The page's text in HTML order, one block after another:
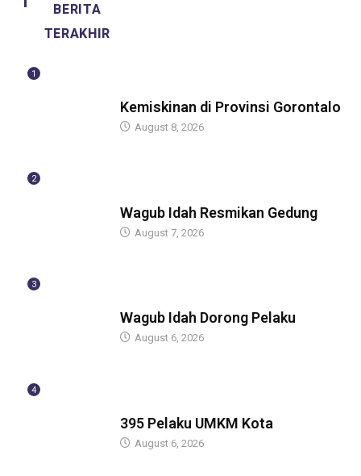
BERITA
TERAKHIR
1
Kemiskinan di Provinsi Gorontalo
August 8, 2026
2
Wagub Idah Resmikan Gedung
August 7, 2026
3
Wagub Idah Dorong Pelaku
August 6, 2026
4
395 Pelaku UMKM Kota
August 6, 2026